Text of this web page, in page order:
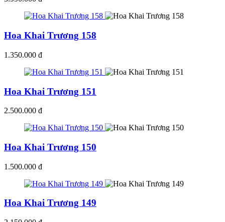
Hoa Khai Trương 158
1.350.000 đ
Hoa Khai Trương 151
2.500.000 đ
Hoa Khai Trương 150
1.500.000 đ
Hoa Khai Trương 149